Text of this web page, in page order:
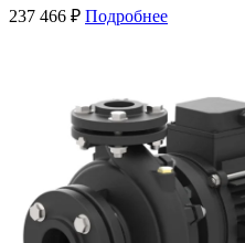
237 466 ₽ Подробнее